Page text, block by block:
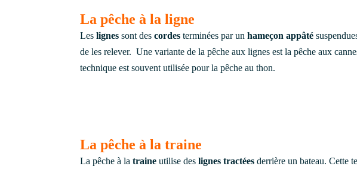
La pêche à la ligne
Leslignes sont descordesterminées par unhameçon appâté
de les relever. Une variante de la pêche aux lignes est la pêche aux
technique est souvent utilisée pour la pêche au thon.
La pêche à la traine
La pêche à latraine utilise deslignes tractées derrière un bateau. Cette